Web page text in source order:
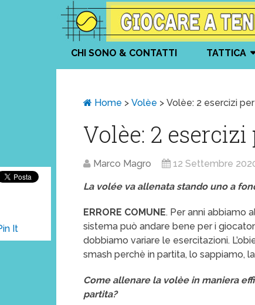
CHI SONO & CONTATTI TATTICA
Home >Volèe >Volèe: 2 esercizi
Volèe: 2
Marco Magro 12 Settembre
La volée va allenata stando uno a
ERRORE COMUNE. Per anni abbiamo
sistema può andare bene per i
dobbiamo variare le esercitazioni.
smash perchè in partita, lo sappiamo,
Come allenare la volèe in maniera
partita?
It